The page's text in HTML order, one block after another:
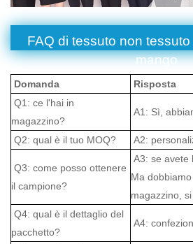
FAQ di tessuto non
mango
Domanda
Risposta
Q1: ce l'hai in
magazzino?
A1: Sì,
Q2: qual è il tuo MOQ? A2:
Q3: come posso ottenere
il campione?
A3: se avete
Ma
magazzino,
Q4: qual è il dettaglio del
pacchetto?
A4: